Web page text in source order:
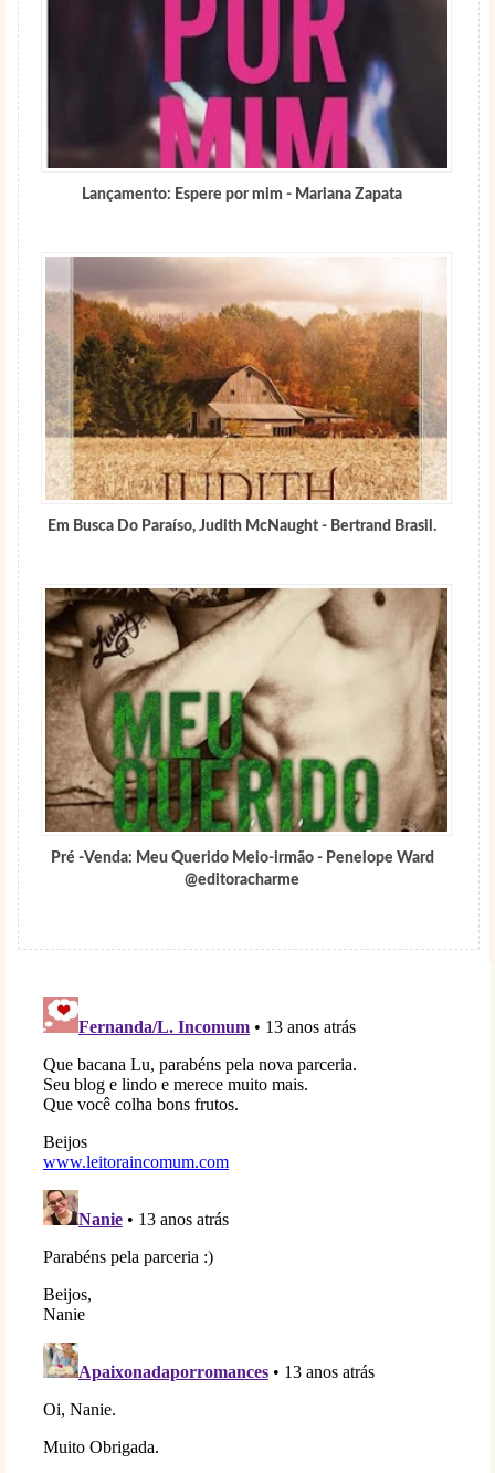
Lançamento: Espere por mim - Mariana Zapata
Em Busca Do Paraíso, Judith McNaught - Bertrand Brasil.
Pré -Venda: Meu Querido Meio-irmão - Penelope Ward
@editoracharme